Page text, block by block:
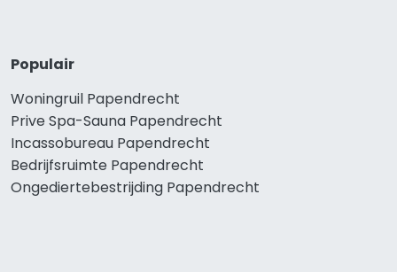
Populair
Woningruil Papendrecht
Prive Spa-Sauna Papendrecht
Incassobureau Papendrecht
Bedrijfsruimte Papendrecht
Ongediertebestrijding Papendrecht